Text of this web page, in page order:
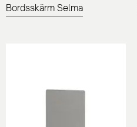
Bordsskärm Selma